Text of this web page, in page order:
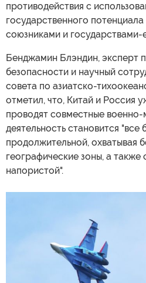
противодействия с
государственного
союзниками и
Бенджамин Блэндин, эксперт
безопасности и научный
совета по азиатско-
отметил, что, Китай и Россия
проводят совместные
деятельность становится
продолжительной, охватывая
географические зоны, а также
напористой".